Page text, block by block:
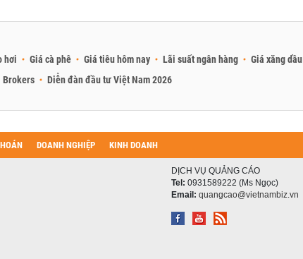
hơi Giá cà phê Giá tiêu hôm nay Lãi suất ngân hàng
Giá xăng dầu
Brokers Diễn đàn đầu tư Việt Nam 2026
DOANH NGHIỆP KINH DOANH
DỊCH VỤ QUẢNG CÁO
Tel: 0931589222 (Ms Ngọc)
Email: quangcao@vietnambiz.vn